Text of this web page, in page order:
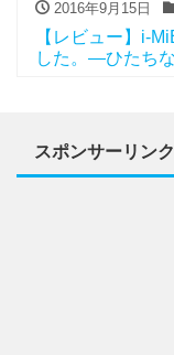
2016年9月15日
【レビュー】i-
した。―ひたち
スポンサーリンク